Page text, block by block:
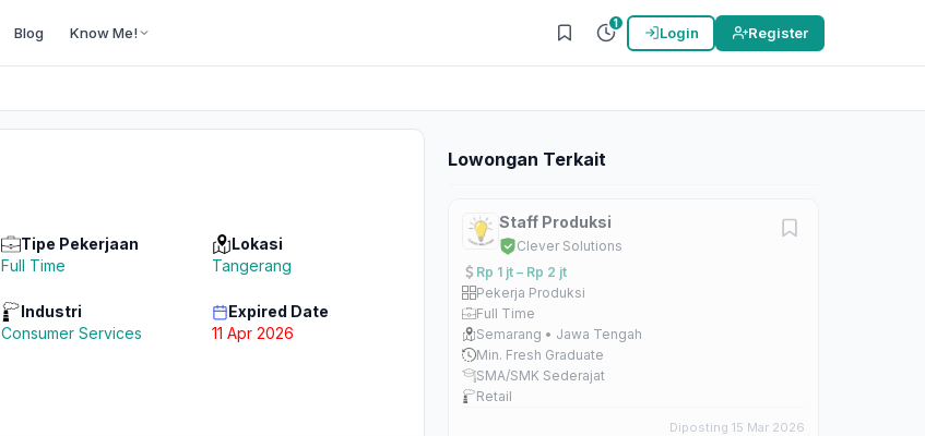
Blog Know Me!
1
Login Register
Tipe Pekerjaan
Full Time
Lokasi
Tangerang
Industri
Consumer Services
Expired Date
11 Apr 2026
Lowongan Terkait
Staff Produksi
Clever Solutions
Rp 1 jt – Rp 2 jt
Pekerja Produksi
Full Time
Semarang • Jawa Tengah
Min. Fresh Graduate
SMA/SMK Sederajat
Retail
Diposting 15 Mar 2026